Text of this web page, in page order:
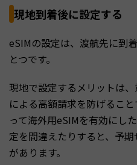
現地到着後に設定する
eSIMの設定は、渡航先に到
とつです。
現地で設定するメリットは
による高額請求を防げるこ
って海外用eSIMを有効にし
定を間違えたりすると、予
があります。